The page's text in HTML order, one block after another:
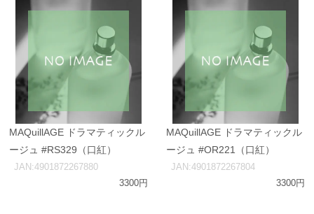
MAQuillAGE ドラマティックル
ージュ #RS329（口紅）
JAN:4901872267880
3300円
MAQuillAGE ドラマティックル
ージュ #OR221（口紅）
JAN:4901872267804
3300円